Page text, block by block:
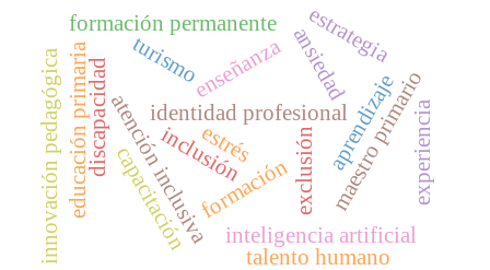
formación
atención inclusiva
identidad profesional
enseñanza
aprendizaje
inclusión exclusión
discapacidad
capacitación inteligencia artificial
estrés
ansiedad
formación permanente
maestro primario
turismo
educación primaria
innovación pedagógica talento humano
estrategia
experiencia